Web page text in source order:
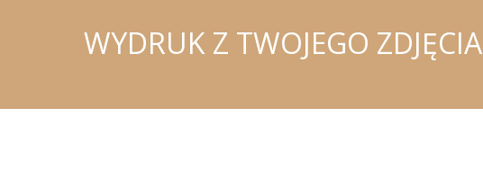
WYDRUK Z TWOJEGO ZDJĘCIA